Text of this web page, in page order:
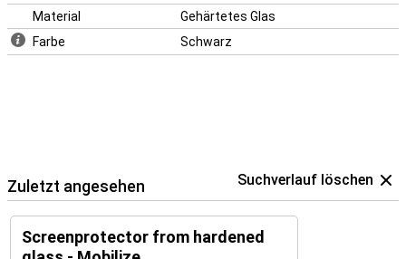
Material
Gehärtetes Glas
Farbe
Schwarz
Zuletzt angesehen Suchverlauf löschen
Screenprotector from hardened